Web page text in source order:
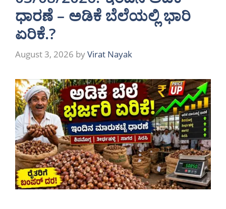
ಧಾರಣೆ – ಅಡಿಕೆ ಬೆಲೆಯಲ್ಲಿ ಭಾರಿ
ಏರಿಕೆ.?
August 3, 2026 byVirat Nayak